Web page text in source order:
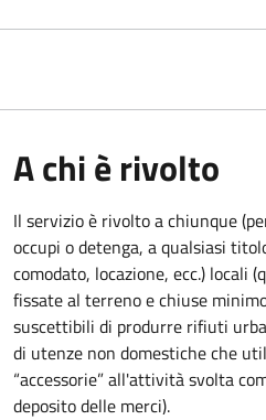
A chi è rivolto
Il servizio è rivolto a chiunque
occupi o detenga, a qualsiasi
comodato, locazione, ecc.)
fissate al terreno e chiuse
suscettibili di produrre rifiuti
di utenze non domestiche che
“accessorie” all'attività svolta
deposito delle merci).